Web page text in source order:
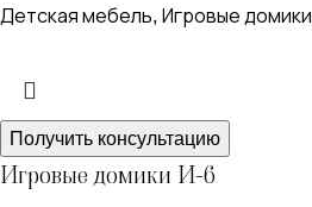
Детская мебель, Игровые домики
Получить консультацию
Игровые домики И-6